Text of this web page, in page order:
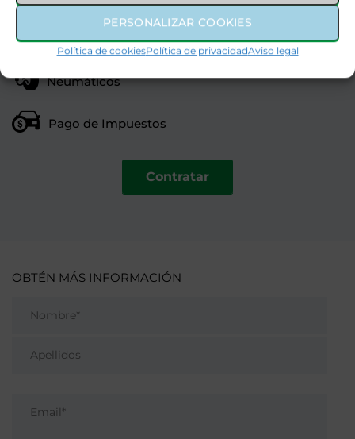
PERSONALIZAR COOKIES
Política de cookiesPolítica de privacidadAviso legal
Gestión de Sanciones
Neumáticos
Pago de Impuestos
Contratar
OBTÉN MÁS INFORMACIÓN